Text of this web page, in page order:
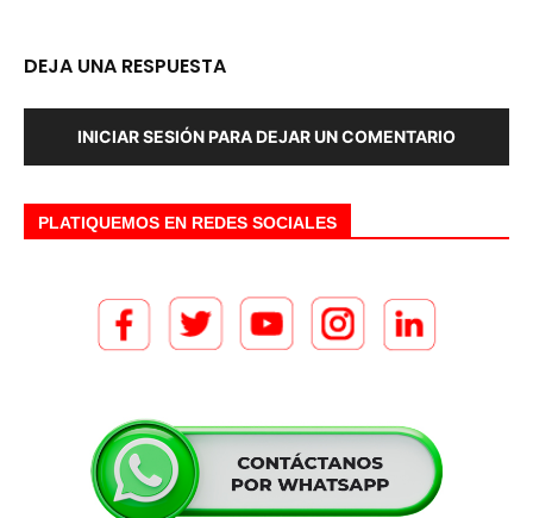
DEJA UNA RESPUESTA
INICIAR SESIÓN PARA DEJAR UN COMENTARIO
PLATIQUEMOS EN REDES SOCIALES